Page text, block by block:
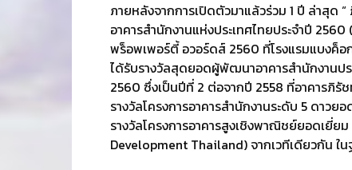
ภายหลังจากการเปิดตัวมาแล้วร่วม 1 ปี ล่าสุด
อาคารสำนักงานแห่งประเทศไทยประจำปี
พร็อพเพอร์ตี้ อวอร์ดส์ 2560 ที่โรงแรมแบงค็อ
ได้รับรางวัลสุดยอดผู้พัฒนาอาคารสำนักงานป
2560 ซึ่งเป็นปีที่ 2 ต่อจากปี 2558 ที่อาคารภิรัช
รางวัลโครงการอาคารสำนักงานระดับ 5 ดาว
รางวัลโครงการอาคารสูงเชิงพาณิชย์ยอดเยี่
Development Thailand) จากเวทีเดียวกัน ใ